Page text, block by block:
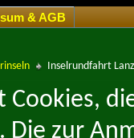
& AGB
Inselrundfahrt
Cookies,
Die zur